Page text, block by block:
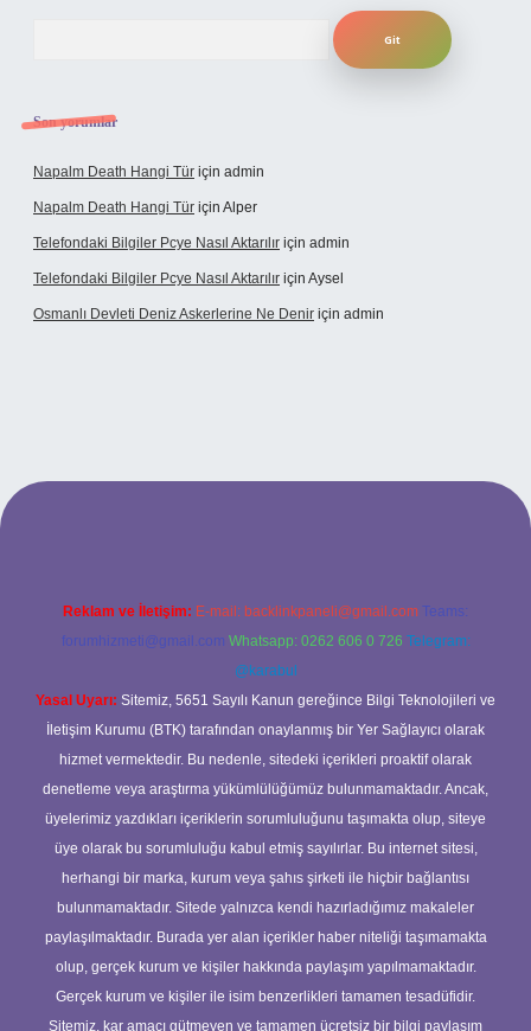
Son yorumlar
Napalm Death Hangi Tür için admin
Napalm Death Hangi Tür için Alper
Telefondaki Bilgiler Pcye Nasıl Aktarılır için admin
Telefondaki Bilgiler Pcye Nasıl Aktarılır için Aysel
Osmanlı Devleti Deniz Askerlerine Ne Denir için admin
giriş
Reklam ve İletişim: E-mail: backlinkpaneli@gmail.com Teams:
forumhizmeti@gmail.com Whatsapp: 0262 606 0 726 Telegram:
@karabul
Yasal Uyarı: Sitemiz, 5651 Sayılı Kanun gereğince Bilgi Teknolojileri ve
İletişim Kurumu (BTK) tarafından onaylanmış bir Yer Sağlayıcı olarak
hizmet vermektedir. Bu nedenle, sitedeki içerikleri proaktif olarak
denetleme veya araştırma yükümlülüğümüz bulunmamaktadır. Ancak,
üyelerimiz yazdıkları içeriklerin sorumluluğunu taşımakta olup, siteye
üye olarak bu sorumluluğu kabul etmiş sayılırlar. Bu internet sitesi,
herhangi bir marka, kurum veya şahıs şirketi ile hiçbir bağlantısı
bulunmamaktadır. Sitede yalnızca kendi hazırladığımız makaleler
paylaşılmaktadır. Burada yer alan içerikler haber niteliği taşımamakta
olup, gerçek kurum ve kişiler hakkında paylaşım yapılmamaktadır.
Gerçek kurum ve kişiler ile isim benzerlikleri tamamen tesadüfidir.
Sitemiz, kar amacı gütmeyen ve tamamen ücretsiz bir bilgi paylaşım